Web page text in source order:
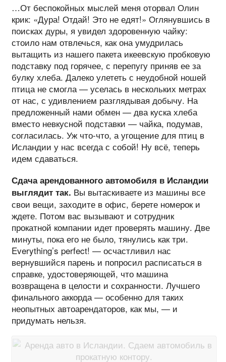
…От беспокойных мыслей меня оторвал Олин
крик: «Дура! Отдай! Это не едят!» Оглянувшись в
поисках дуры, я увидел здоровенную чайку:
стоило нам отвлечься, как она умудрилась
вытащить из нашего пакета икеевскую пробковую
подставку под горячее, с перепугу приняв ее за
булку хлеба. Далеко улететь с неудобной ношей
птица не смогла — уселась в нескольких метрах
от нас, с удивлением разглядывая добычу. На
предложенный нами обмен — два куска хлеба
вместо невкусной подставки — чайка, подумав,
согласилась. Уж что-что, а угощение для птиц в
Исландии у нас всегда с собой! Ну всё, теперь
идем сдаваться.
Сдача арендованного автомобиля в Исландии
выглядит так. Вы вытаскиваете из машины все
свои вещи, заходите в офис, берете номерок и
ждете. Потом вас вызывают и сотрудник
прокатной компании идет проверять машину. Две
минуты, пока его не было, тянулись как три.
Everything’s perfect! — осчастливил нас
вернувшийся парень и попросил расписаться в
справке, удостоверяющей, что машина
возвращена в целости и сохранности. Лучшего
финального аккорда — особенно для таких
неопытных автоарендаторов, как мы, — и
придумать нельзя.